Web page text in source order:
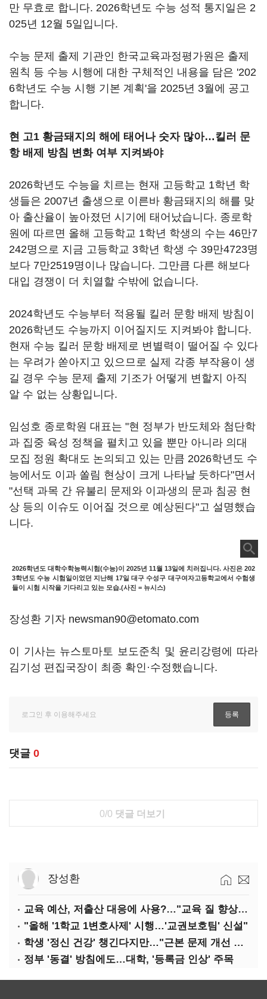
만 무효로 합니다. 2026학년도 수능 성적 통지일은 2
025년 12월 5일입니다.
수능 문제 출제 기관인 한국교육과정평가원은 출제
원칙 등 수능 시행에 대한 구체적인 내용을 담은 '202
6학년도 수능 시행 기본 계획'을 2025년 3월에 공고
합니다.
현 고1 황금돼지의 해에 태어나 숫자 많아…킬러 문
항 배제 방침 변화 여부 지켜봐야
2026학년도 수능을 치르는 현재 고등학교 1학년 학
생들은 2007년 출생으로 이른바 황금돼지의 해를 맞
아 출산율이 높아졌던 시기에 태어났습니다. 종로학
원에 따르면 올해 고등학교 1학년 학생의 수는 46만7
242명으로 지금 고등학교 3학년 학생 수 39만4723명
보다 7만2519명이나 많습니다. 그만큼 다른 해보다
대입 경쟁이 더 치열할 수밖에 없습니다.
2024학년도 수능부터 적용될 킬러 문항 배제 방침이
2026학년도 수능까지 이어질지도 지켜봐야 합니다.
현재 수능 킬러 문항 배제로 변별력이 떨어질 수 있다
는 우려가 쏟아지고 있으므로 실제 각종 부작용이 생
길 경우 수능 문제 출제 기조가 어떻게 변할지 아직
알 수 없는 상황입니다.
임성호 종로학원 대표는 "현 정부가 반도체와 첨단학
과 집중 육성 정책을 펼치고 있을 뿐만 아니라 의대
모집 정원 확대도 논의되고 있는 만큼 2026학년도 수
능에서도 이과 쏠림 현상이 크게 나타날 듯하다"면서
"선택 과목 간 유불리 문제와 이과생의 문과 침공 현
상 등의 이슈도 이어질 것으로 예상된다"고 설명했습
니다.
2026학년도 대학수학능력시험(수능)이 2025년 11월 13일에 치러집니다. 사진은 202
3학년도 수능 시험일이었던 지난해 17일 대구 수성구 대구여자고등학교에서 수험생
들이 시험 시작을 기다리고 있는 모습.(사진 = 뉴시스)
장성환 기자 newsman90@etomato.com
이 기사는 뉴스토마토 보도준칙 및 윤리강령에 따라
김기성 편집국장이 최종 확인·수정했습니다.
댓글 0
0/0 댓글 더보기
장성환
교육 예산, 저출산 대응에 사용?…"교육 질 향상에 투입해야"
"올해 '1학교 1변호사제' 시행…'교권보호팀' 신설"
학생 '정신 건강' 챙긴다지만…"근본 문제 개선 필요"
정부 '동결' 방침에도…대학, '등록금 인상' 주목